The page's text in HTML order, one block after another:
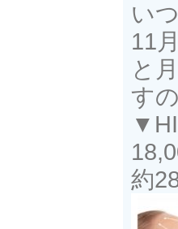
い
11
と
す
約